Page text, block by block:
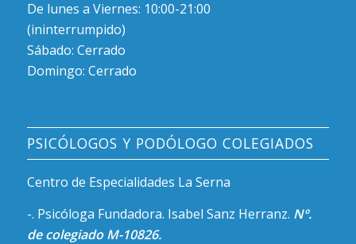
De lunes a Viernes: 10:00-21:00
(ininterrumpido)
Sábado: Cerrado
Domingo: Cerrado
PSICÓLOGOS Y PODÓLOGO COLEGIADOS
Centro de Especialidades La Serna
-. Psicóloga Fundadora. Isabel Sanz Herranz. Nº.
de colegiado M-10826.